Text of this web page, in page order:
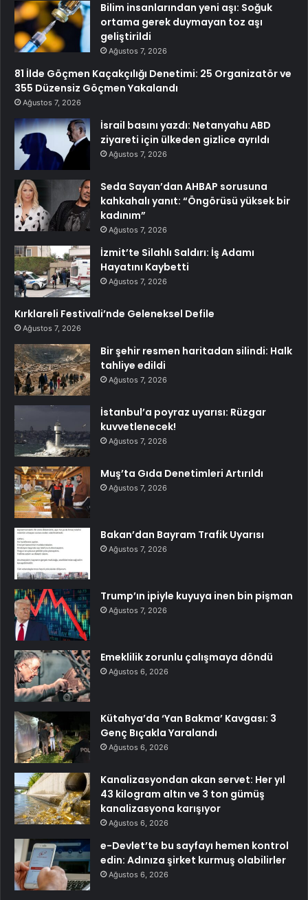
Bilim insanlarından yeni aşı: Soğuk
ortama gerek duymayan toz aşı
geliştirildi
Ağustos 7, 2026
81 İlde Göçmen Kaçakçılığı Denetimi: 25 Organizatör ve
355 Düzensiz Göçmen Yakalandı
Ağustos 7, 2026
İsrail basını yazdı: Netanyahu ABD
ziyareti için ülkeden gizlice ayrıldı
Ağustos 7, 2026
Seda Sayan’dan AHBAP sorusuna
kahkahalı yanıt: “Öngörüsü yüksek bir
kadınım”
Ağustos 7, 2026
İzmit’te Silahlı Saldırı: İş Adamı
Hayatını Kaybetti
Ağustos 7, 2026
Kırklareli Festivali’nde Geleneksel Defile
Ağustos 7, 2026
Bir şehir resmen haritadan silindi: Halk
tahliye edildi
Ağustos 7, 2026
İstanbul’a poyraz uyarısı: Rüzgar
kuvvetlenecek!
Ağustos 7, 2026
Muş’ta Gıda Denetimleri Artırıldı
Ağustos 7, 2026
Bakan’dan Bayram Trafik Uyarısı
Ağustos 7, 2026
Trump’ın ipiyle kuyuya inen bin pişman
Ağustos 7, 2026
Emeklilik zorunlu çalışmaya döndü
Ağustos 6, 2026
Kütahya’da ‘Yan Bakma’ Kavgası: 3
Genç Bıçakla Yaralandı
Ağustos 6, 2026
Kanalizasyondan akan servet: Her yıl
43 kilogram altın ve 3 ton gümüş
kanalizasyona karışıyor
Ağustos 6, 2026
e-Devlet’te bu sayfayı hemen kontrol
edin: Adınıza şirket kurmuş olabilirler
Ağustos 6, 2026